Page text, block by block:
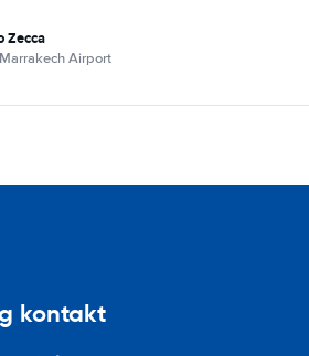
Zecca
Airport
kontakt